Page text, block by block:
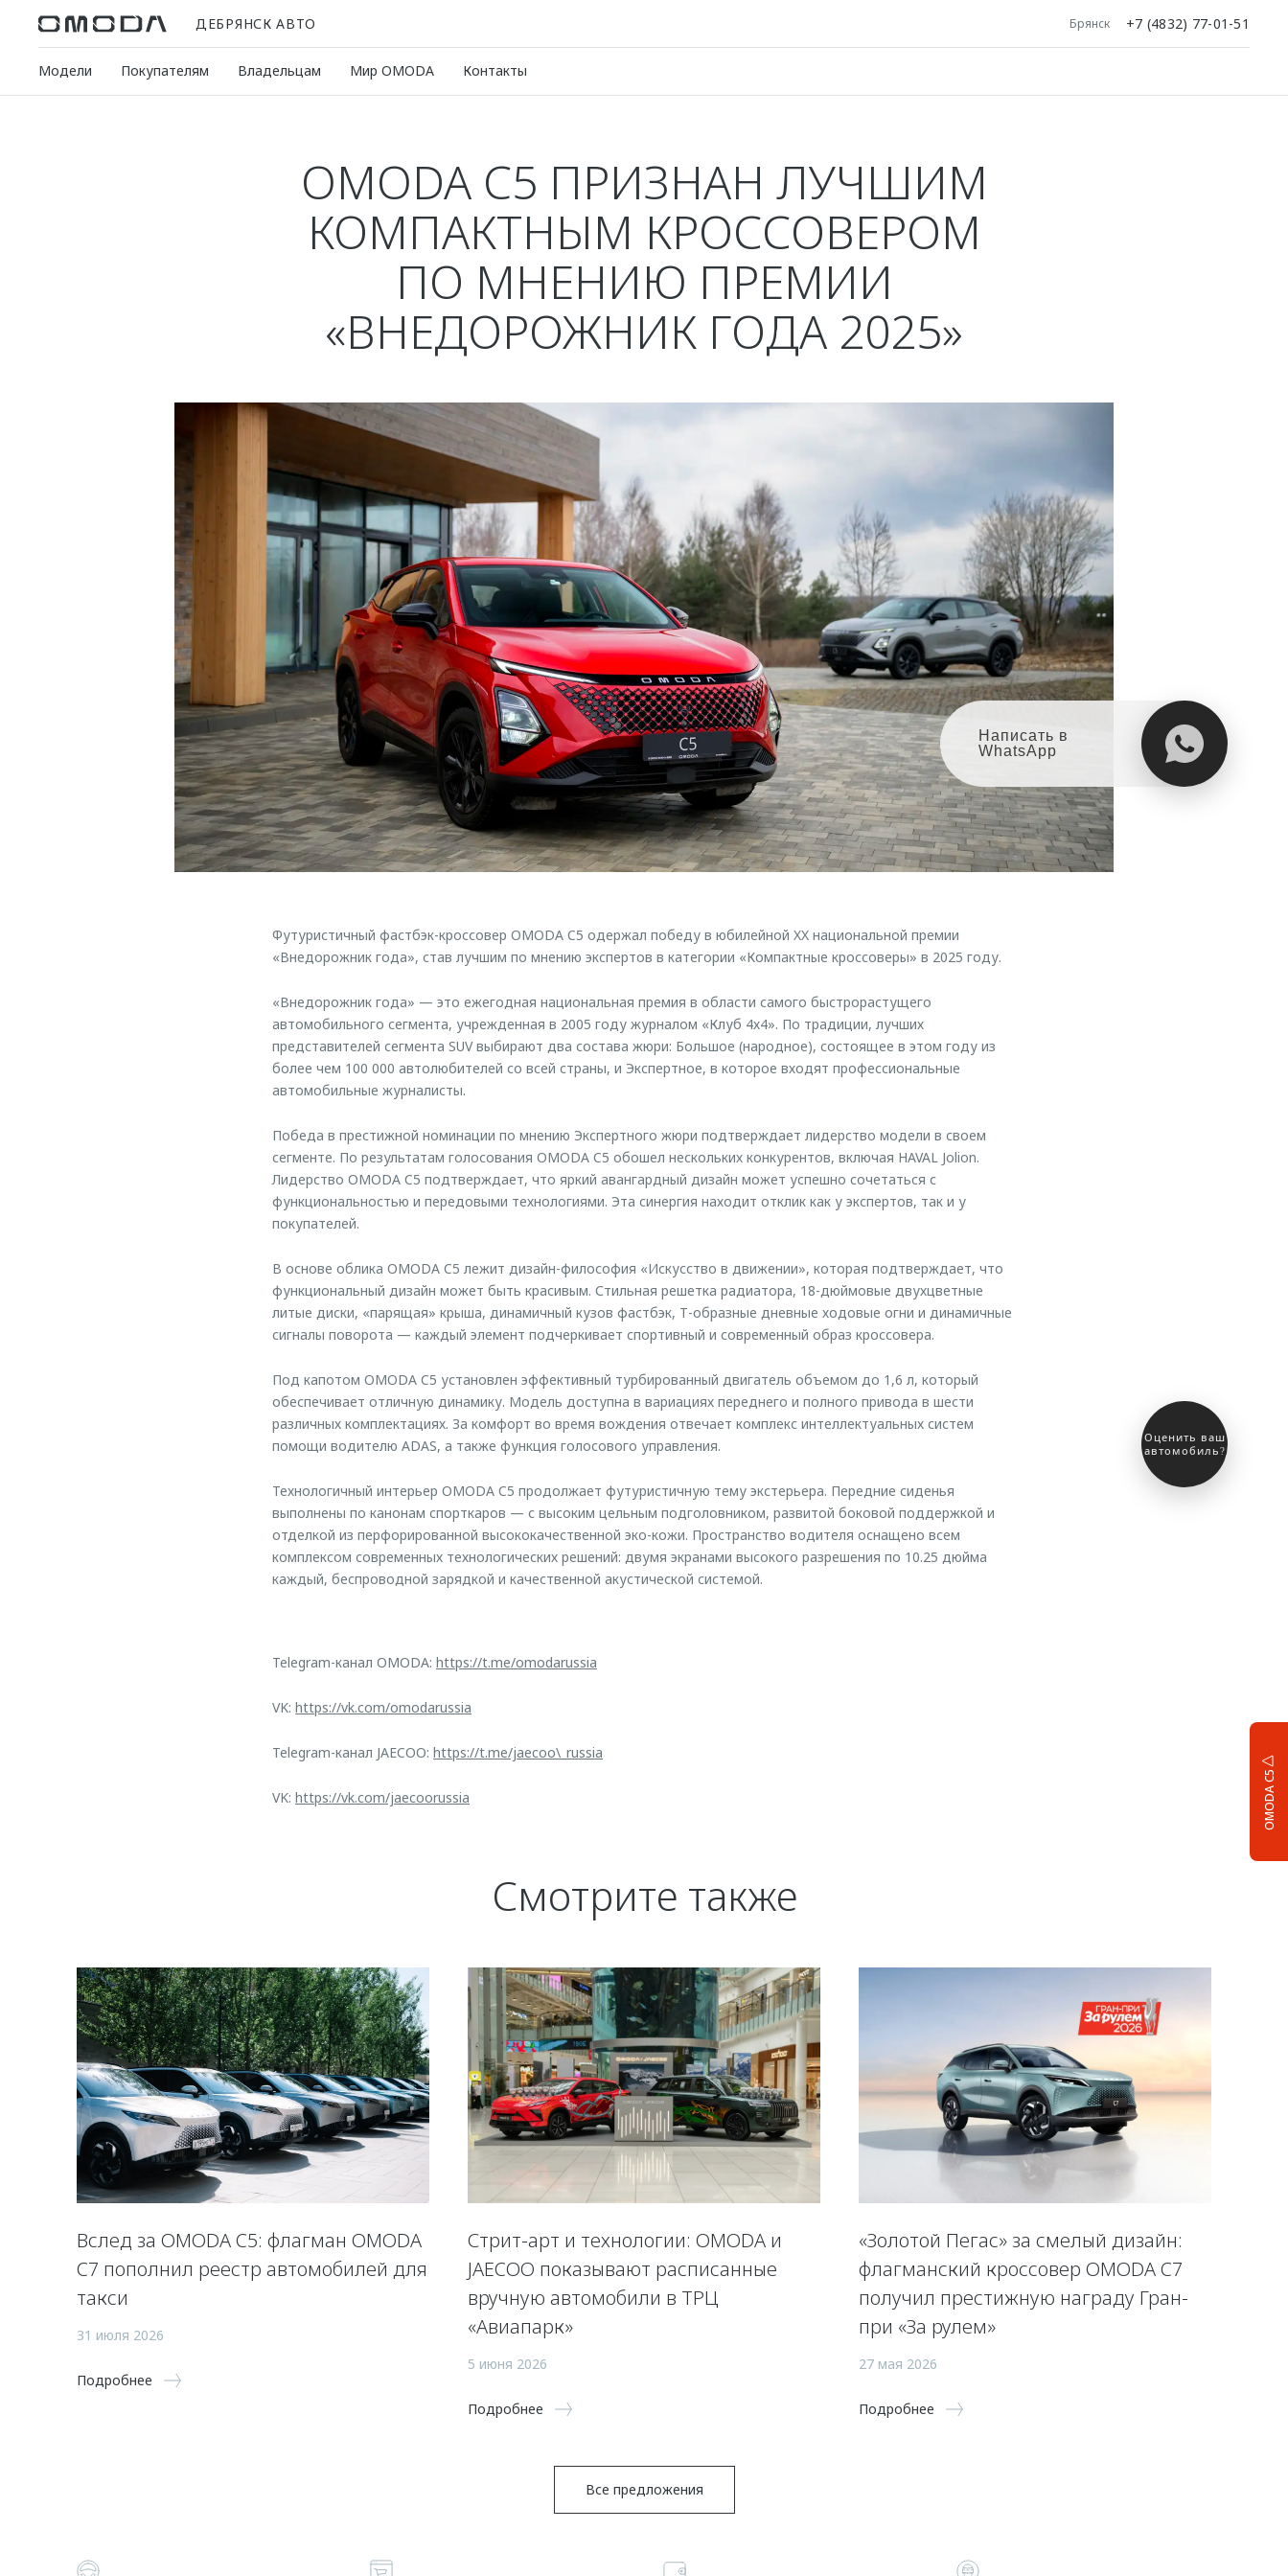
ДЕБРЯНСК АВТО Брянск +7 (4832) 77-01-51
Модели Покупателям Владельцам Мир OMODA Контакты
OMODA C5
OMODA C5 ПРИЗНАН ЛУЧШИМ
КОМПАКТНЫМ КРОССОВЕРОМ
ПО МНЕНИЮ ПРЕМИИ
«ВНЕДОРОЖНИК ГОДА 2025»
Футуристичный фастбэк-кроссовер OMODA C5 одержал победу в юбилейной XX национальной премии
«Внедорожник года», став лучшим по мнению экспертов в категории «Компактные кроссоверы» в 2025 году.
«Внедорожник года» — это ежегодная национальная премия в области самого быстрорастущего
автомобильного сегмента, учрежденная в 2005 году журналом «Клуб 4х4». По традиции, лучших
представителей сегмента SUV выбирают два состава жюри: Большое (народное), состоящее в этом году из
более чем 100 000 автолюбителей со всей страны, и Экспертное, в которое входят профессиональные
автомобильные журналисты.
Победа в престижной номинации по мнению Экспертного жюри подтверждает лидерство модели в своем
сегменте. По результатам голосования OMODA C5 обошел нескольких конкурентов, включая HAVAL Jolion.
Лидерство OMODA C5 подтверждает, что яркий авангардный дизайн может успешно сочетаться с
функциональностью и передовыми технологиями. Эта синергия находит отклик как у экспертов, так и у
покупателей.
В основе облика OMODA C5 лежит дизайн-философия «Искусство в движении», которая подтверждает, что
функциональный дизайн может быть красивым. Стильная решетка радиатора, 18-дюймовые двухцветные
литые диски, «парящая» крыша, динамичный кузов фастбэк, Т-образные дневные ходовые огни и динамичные
сигналы поворота — каждый элемент подчеркивает спортивный и современный образ кроссовера.
Под капотом OMODA C5 установлен эффективный турбированный двигатель объемом до 1,6 л, который
обеспечивает отличную динамику. Модель доступна в вариациях переднего и полного привода в шести
различных комплектациях. За комфорт во время вождения отвечает комплекс интеллектуальных систем
помощи водителю ADAS, а также функция голосового управления.
Технологичный интерьер OMODA C5 продолжает футуристичную тему экстерьера. Передние сиденья
выполнены по канонам спорткаров — с высоким цельным подголовником, развитой боковой поддержкой и
отделкой из перфорированной высококачественной эко-кожи. Пространство водителя оснащено всем
комплексом современных технологических решений: двумя экранами высокого разрешения по 10.25 дюйма
каждый, беспроводной зарядкой и качественной акустической системой.
Telegram-канал OMODA: https://t.me/omodarussia
VK: https://vk.com/omodarussia
Telegram-канал JAECOO: https://t.me/jaecoo\_russia
VK: https://vk.com/jaecoorussia
Смотрите также
Вслед за OMODA C5: флагман OMODA
C7 пополнил реестр автомобилей для
такси
31 июля 2026
Подробнее
Стрит-арт и технологии: OMODA и
JAECOO показывают расписанные
вручную автомобили в ТРЦ
«Авиапарк»
5 июня 2026
Подробнее
«Золотой Пегас» за смелый дизайн:
флагманский кроссовер OMODA C7
получил престижную награду Гран-
при «За рулем»
27 мая 2026
Подробнее
Все предложения
обмен
автомобиля
Написать в
WhatsApp